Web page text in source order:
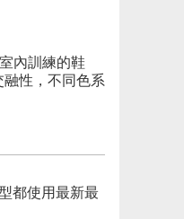
內訓練的鞋
性，不同色系
都使用最新最